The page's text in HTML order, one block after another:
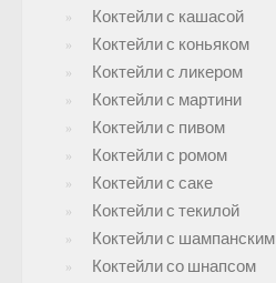
Коктейли с кашасой
Коктейли с коньяком
Коктейли с ликером
Коктейли с мартини
Коктейли с пивом
Коктейли с ромом
Коктейли с саке
Коктейли с текилой
Коктейли с шампанским
Коктейли со шнапсом